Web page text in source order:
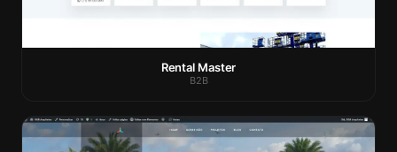
Rental Master
B2B